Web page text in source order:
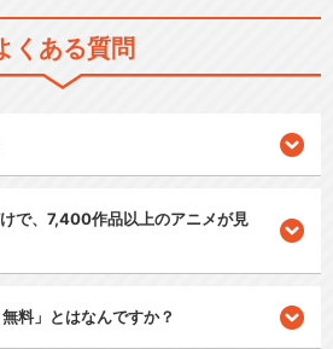
くある質問
で、7,400作品以上のアニメが見
料」とはなんですか？